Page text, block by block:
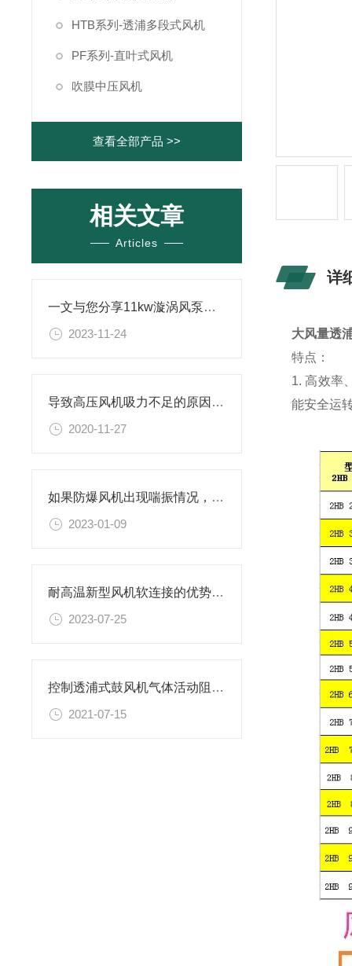
HTB系列-透浦多段式风机
PF系列-直叶式风机
吹膜中压风机
查看全部产品 >>
相关文章
Articles
一文与您分享11kw漩涡风泵的常见故障相应解决方法
2023-11-24
导致高压风机吸力不足的原因，如何解决？
2020-11-27
如果防爆风机出现喘振情况，应该如何操作处理？
2023-01-09
耐高温新型风机软连接的优势有哪些
2023-07-25
控制透浦式鼓风机气体活动阻力的方法介绍
2021-07-15
详
大风量透
特点：
1.高效率
能安全运